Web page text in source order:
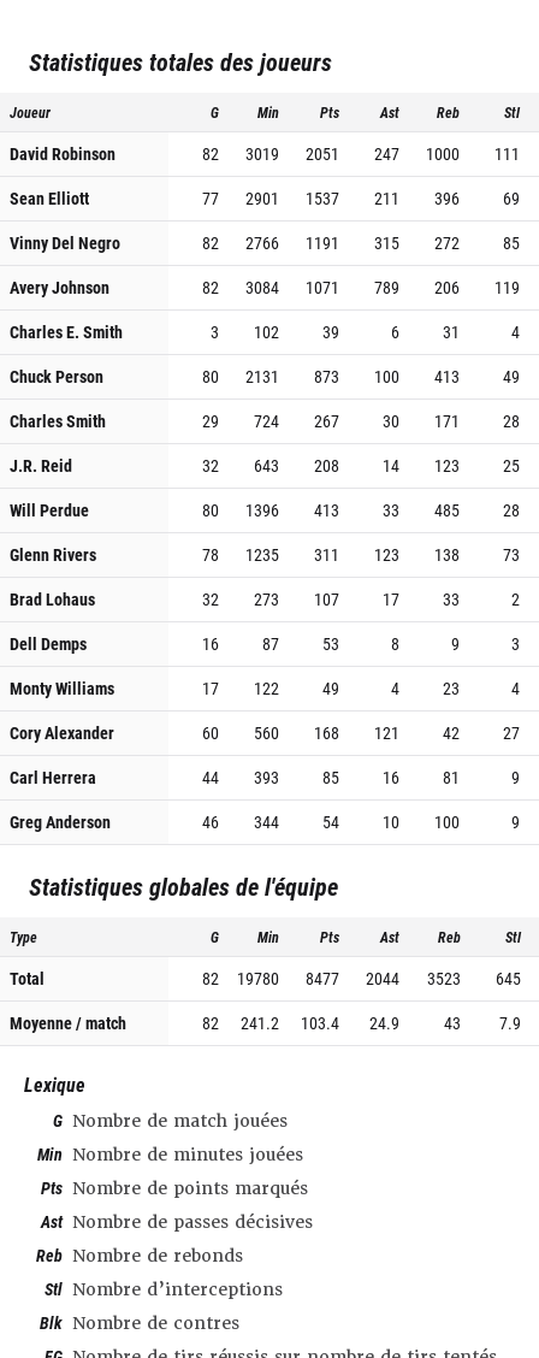
Statistiques totales des joueurs
Joueur G Min Pts Ast Reb Stl
David Robinson 82 3019 2051 247 1000
111
Sean Elliott
77 2901 1537 211 396
69
Vinny Del Negro
82 2766 1191 315 272
85
Avery Johnson
82 3084 1071 789 206
119
Charles E. Smith
3 102 39 6 31
4
Chuck Person
80 2131 873 100 413
49
Charles Smith
29 724 267 30 171
28
J.R. Reid
32 643 208 14 123
25
Will Perdue
80 1396 413 33 485
28
Glenn Rivers
78 1235 311 123 138
73
Brad Lohaus
32 273 107 17 33
2
Dell Demps
16 87 53 8 9
3
Monty Williams
17 122 49 4 23
4
Cory Alexander
60 560 168 121 42
27
Carl Herrera
44 393 85 16 81
9
Greg Anderson
46 344 54 10 100 9
Statistiques globales de l'équipe
Type G Min Pts Ast Reb Stl
Total 82 19780 8477 2044 3523
645
Moyenne / match
82 241.2 103.4 24.9 43 7.9
Lexique
G Nombre de match jouées
Min Nombre de minutes jouées
Pts Nombre de points marqués
Ast Nombre de passes décisives
Reb Nombre de rebonds
Stl Nombre d’interceptions
Blk Nombre de contres